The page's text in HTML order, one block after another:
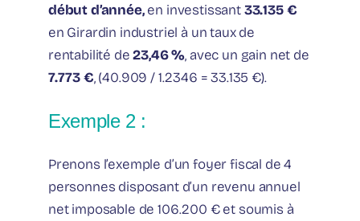
début d’année,en investissant33.135 €
en Girardin industriel à un taux de
rentabilité de23,46 %, avec un gain net de
7.773 €, (40.909 / 1.2346 = 33.135 €).
Exemple 2 :
Prenons l’exemple d’un foyer fiscal de 4
personnes disposant d’un revenu annuel
net imposable de 106.200 € et soumis à